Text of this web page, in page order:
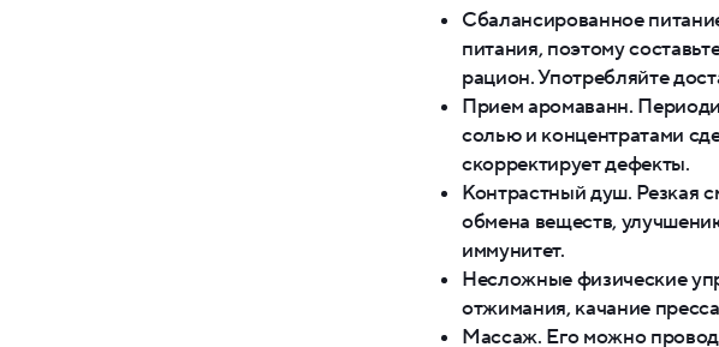
Сбалансированное
питания, поэтому
рацион. Употребляйте
Прием аромаванн.
солью и концентратами
скорректирует дефекты.
Контрастный душ. Резкая
обмена веществ,
иммунитет.
Несложные физические
отжимания, качание
Массаж. Его можно